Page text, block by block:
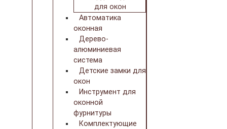
для окон
Автоматика
оконная
Дерево-
алюминиевая
система
Детские замки для
окон
Инструмент для
оконной
фурнитуры
Комплектующие